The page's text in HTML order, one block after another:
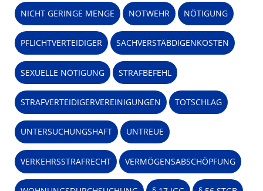
NICHT GERINGE MENGE NOTWEHR NÖTIGUNG
PFLICHTVERTEIDIGER SACHVERSTÄBDIGENKOSTEN
SEXUELLE NÖTIGUNG STRAFBEFEHL
STRAFVERTEIDIGERVEREINIGUNGEN TOTSCHLAG
UNTERSUCHUNGSHAFT UNTREUE
VERKEHRSSTRAFRECHT VERMÖGENSABSCHÖPFUNG